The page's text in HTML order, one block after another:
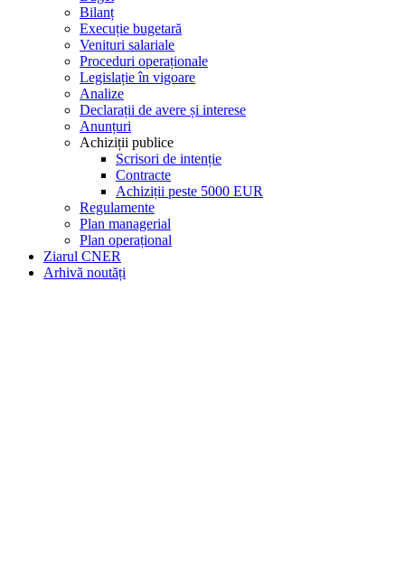
Bilanț
Execuție bugetară
Venituri salariale
Proceduri operaționale
Legislație în vigoare
Analize
Declarații de avere și interese
Anunțuri
Achiziții publice
Scrisori de intenție
Contracte
Achiziții peste 5000 EUR
Regulamente
Plan managerial
Plan operațional
Ziarul CNER
Arhivă noutăți